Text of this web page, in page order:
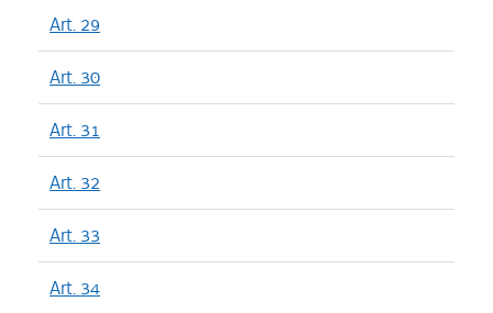
Art. 29
Art. 30
Art. 31
Art. 32
Art. 33
Art. 34